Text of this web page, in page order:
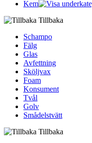
Kem
Tillbaka
Schampo
Fälg
Glas
Avfettning
Sköljvax
Foam
Konsument
Tvål
Golv
Smådelstvätt
Tillbaka